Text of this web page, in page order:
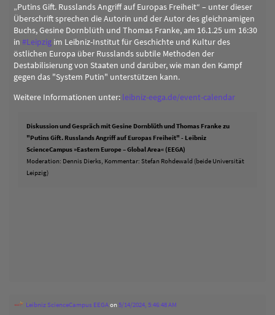
„Putins Gift. Russlands Angriff auf Europas Freiheit“ – unter dieser
Überschrift sprechen die Autorin und der Autor des gleichnamigen
Buchs, Gesine Dornblüth und Thomas Franke, am 16.1.25 um 16:30
in #Leipzig im Leibniz-Institut für Geschichte und Kultur des
östlichen Europa über Russlands subtile Methoden der
Destabilisierung von Staaten und darüber, wie man den Kampf
gegen das "System Putin" unterstützen kann.
Weitere Informationen unter: leibniz-eega.de/event-calendar
Diskussion und Gespräch mit Gesine Dornblüth und Thomas Franke zu
"Putins Gift. Russlands Angriff auf Europas Freiheit" - Leibniz
ScienceCampus »Eastern Europe – Global Area« (EEGA)
Moderation: Dennis Dierks, Kommentar: Stefan Rohdewald (beide Universität
Leipzig)
Leibniz ScienceCampus EEGAon5/14/2024, 5:46:48 AM